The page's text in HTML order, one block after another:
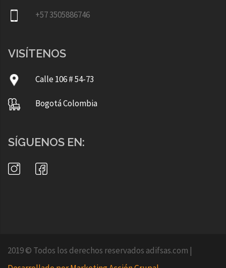
+57 3505886746
VISÍTENOS
Calle 106 # 54-73
Bogotá Colombia
SÍGUENOS EN:
2019 © Todos los derechos reservados adifsas.com |